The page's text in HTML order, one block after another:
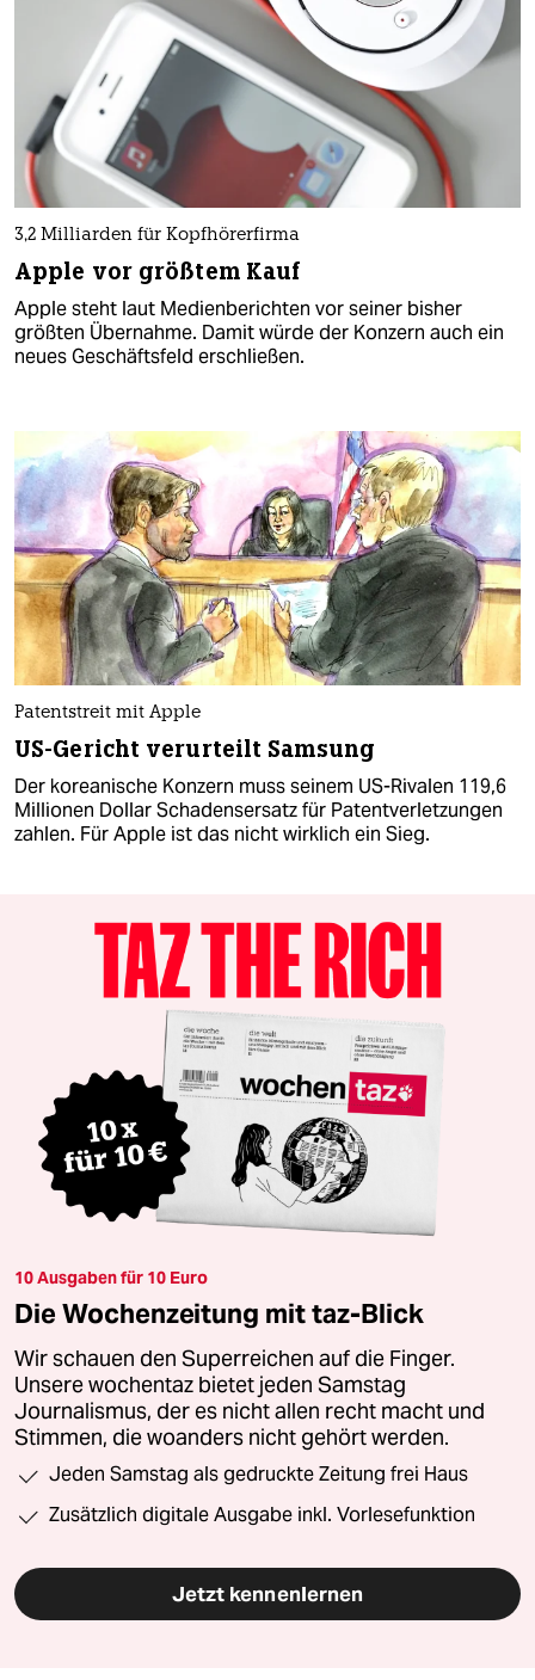
3,2 Milliarden für Kopfhörerfirma
Apple vor größtem Kauf
Apple steht laut Medienberichten vor seiner bisher
größten Übernahme. Damit würde der Konzern auch ein
neues Geschäftsfeld erschließen.
Patentstreit mit Apple
US-Gericht verurteilt Samsung
Der koreanische Konzern muss seinem US-Rivalen 119,6
Millionen Dollar Schadensersatz für Patentverletzungen
zahlen. Für Apple ist das nicht wirklich ein Sieg.
10 Ausgaben für 10 Euro
Die Wochenzeitung mit taz-Blick
Wir schauen den Superreichen auf die Finger.
Unsere wochentaz bietet jeden Samstag
Journalismus, der es nicht allen recht macht und
Stimmen, die woanders nicht gehört werden.
Jeden Samstag als gedruckte Zeitung frei Haus
Zusätzlich digitale Ausgabe inkl. Vorlesefunktion
Jetzt kennenlernen